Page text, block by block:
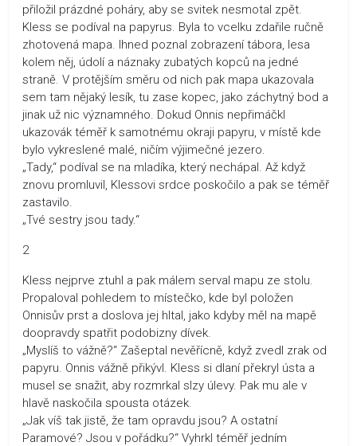
přiložil prázdné poháry, aby se svitek nesmotal zpět.
Kless se podíval na papyrus. Byla to vcelku zdařile ručně
zhotovená mapa. Ihned poznal zobrazení tábora, lesa
kolem něj, údolí a náznaky zubatých kopců na jedné
straně. V protějším směru od nich pak mapa ukazovala
sem tam nějaký lesík, tu zase kopec, jako záchytný bod a
jinak už nic významného. Dokud Onnis nepřimáčkl
ukazovák téměř k samotnému okraji papyru, v místě kde
bylo vykreslené malé, ničím výjimečné jezero.
„Tady,“ podíval se na mladíka, který nechápal. Až když
znovu promluvil, Klessovi srdce poskočilo a pak se téměř
zastavilo.
„Tvé sestry jsou tady.“
2
Kless nejprve ztuhl a pak málem serval mapu ze stolu.
Propaloval pohledem to místečko, kde byl položen
Onnisův prst a doslova jej hltal, jako kdyby měl na mapě
doopravdy spatřit podobizny dívek.
„Myslíš to vážně?“ Zašeptal nevěřícně, když zvedl zrak od
papyru. Onnis vážně přikývl. Kless si dlaní překryl ústa a
musel se snažit, aby rozmrkal slzy úlevy. Pak mu ale v
hlavě naskočila spousta otázek.
„Jak víš tak jistě, že tam opravdu jsou? A ostatní
Paramové? Jsou v pořádku?“ Vyhrkl téměř jedním